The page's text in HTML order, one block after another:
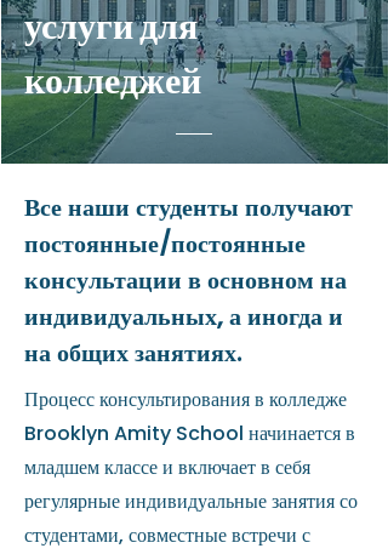
услуги для
колледжей
Все наши студенты получают
постоянные/постоянные
консультации в основном на
индивидуальных, а иногда и
на общих занятиях.
Процесс консультирования в колледже
Brooklyn Amity School начинается в
младшем классе и включает в себя
регулярные индивидуальные занятия со
студентами, совместные встречи с